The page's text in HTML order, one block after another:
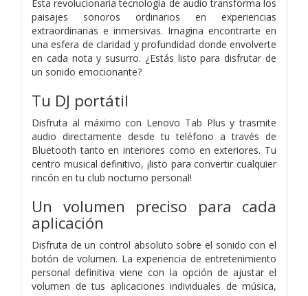
Esta revolucionaria tecnología de audio transforma los
paisajes sonoros ordinarios en experiencias
extraordinarias e inmersivas. Imagina encontrarte en
una esfera de claridad y profundidad donde envolverte
en cada nota y susurro. ¿Estás listo para disfrutar de
un sonido emocionante?
Tu DJ portátil
Disfruta al máximo con Lenovo Tab Plus y trasmite
audio directamente desde tu teléfono a través de
Bluetooth tanto en interiores como en exteriores. Tu
centro musical definitivo, ¡listo para convertir cualquier
rincón en tu club nocturno personal!
Un volumen preciso para cada
aplicación
Disfruta de un control absoluto sobre el sonido con el
botón de volumen. La experiencia de entretenimiento
personal definitiva viene con la opción de ajustar el
volumen de tus aplicaciones individuales de música,